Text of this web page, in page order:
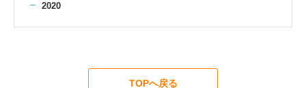
2020
TOPへ戻る